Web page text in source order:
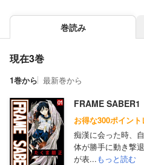
巻読み
現在3巻
1巻から 最新巻から
FRAME SABER1
お得な300ポイン
痴漢に会った時、
体が勝手に動き撃
が表...もっと読む